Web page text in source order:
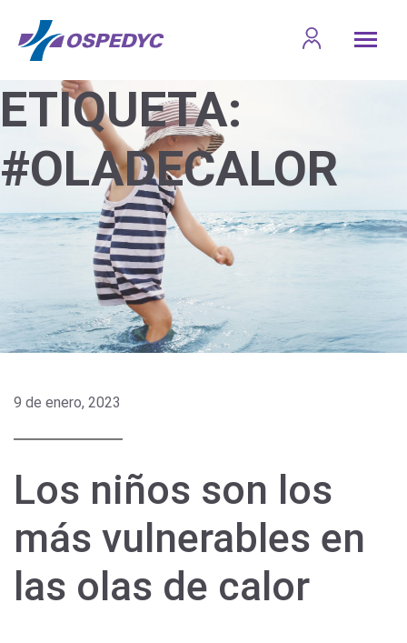
ETIQUETA:
#OLADECALOR
9 de enero, 2023
Los niños son los
más vulnerables en
las olas de calor